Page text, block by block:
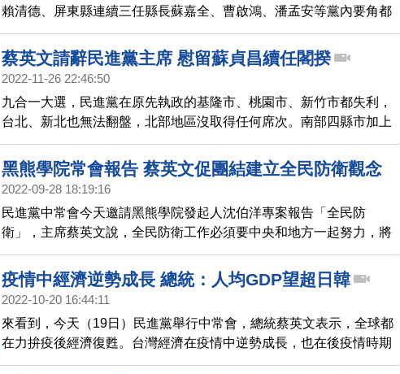
賴清德、屏東縣連續三任縣長蘇嘉全、曹啟鴻、潘孟安等黨內要角都
出席，呼籲鄉親延續5星榮耀，讓周春米接任下屆縣長，全場超過3萬
8千人力挺。
蔡英文請辭民進黨主席 慰留蘇貞昌續任閣揆
2022-11-26 22:46:50
九合一大選，民進黨在原先執政的基隆市、桃園市、新竹市都失利，
台北、新北也無法翻盤，北部地區沒取得任何席次。南部四縣市加上
澎湖翻轉，只拿下5縣市。民進黨主席蔡英文宣布請辭黨主席一職，並
透露行政院長蘇貞昌剛剛已經向她口頭請辭，但被她慰留，希望他能
留下來維持政務穩定。
黑熊學院常會報告 蔡英文促團結建立全民防衛觀念
2022-09-28 18:19:16
民進黨中常會今天邀請黑熊學院發起人沈伯洋專案報告「全民防
衛」，主席蔡英文說，全民防衛工作必須要中央和地方一起努力，將
民防意識融入日常生活中，確保戰爭或災害發生時，能在最短時間快
速應變。
疫情中經濟逆勢成長 總統：人均GDP望超日韓
2022-10-20 16:44:11
來看到，今天（19日）民進黨舉行中常會，總統蔡英文表示，全球都
在力拚疫後經濟復甦。台灣經濟在疫情中逆勢成長，也在後疫情時期
表現亮眼。發言人謝佩芬在會後轉述蔡英文談話，表示根據IMF預